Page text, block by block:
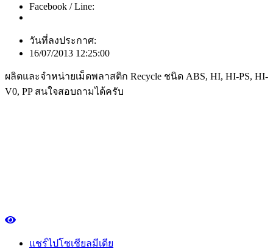
Facebook / Line:
วันที่ลงประกาศ:
16/07/2013 12:25:00
ผลิตและจำหน่ายเม็ดพลาสติก Recycle ชนิด ABS, HI, HI-PS, HI-
V0, PP สนใจสอบถามได้ครับ
แชร์ไปโซเชียลมีเดีย